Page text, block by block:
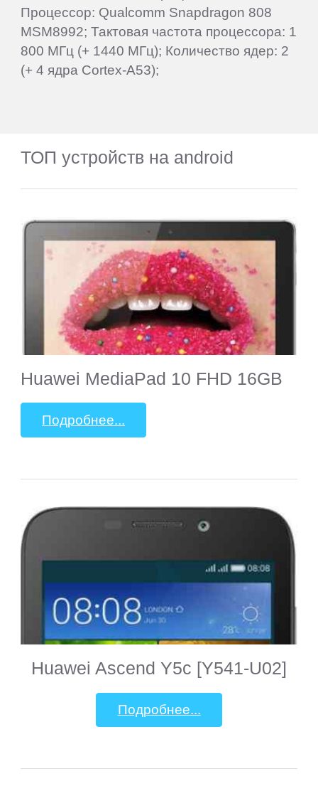
Процессор: Qualcomm Snapdragon 808
MSM8992; Тактовая частота процессора: 1
800 МГц (+ 1440 МГц); Количество ядер: 2
(+ 4 ядра Cortex-A53);
ТОП устройств на android
Huawei MediaPad 10 FHD 16GB
Подробнее...
Huawei Ascend Y5c [Y541-U02]
Подробнее...